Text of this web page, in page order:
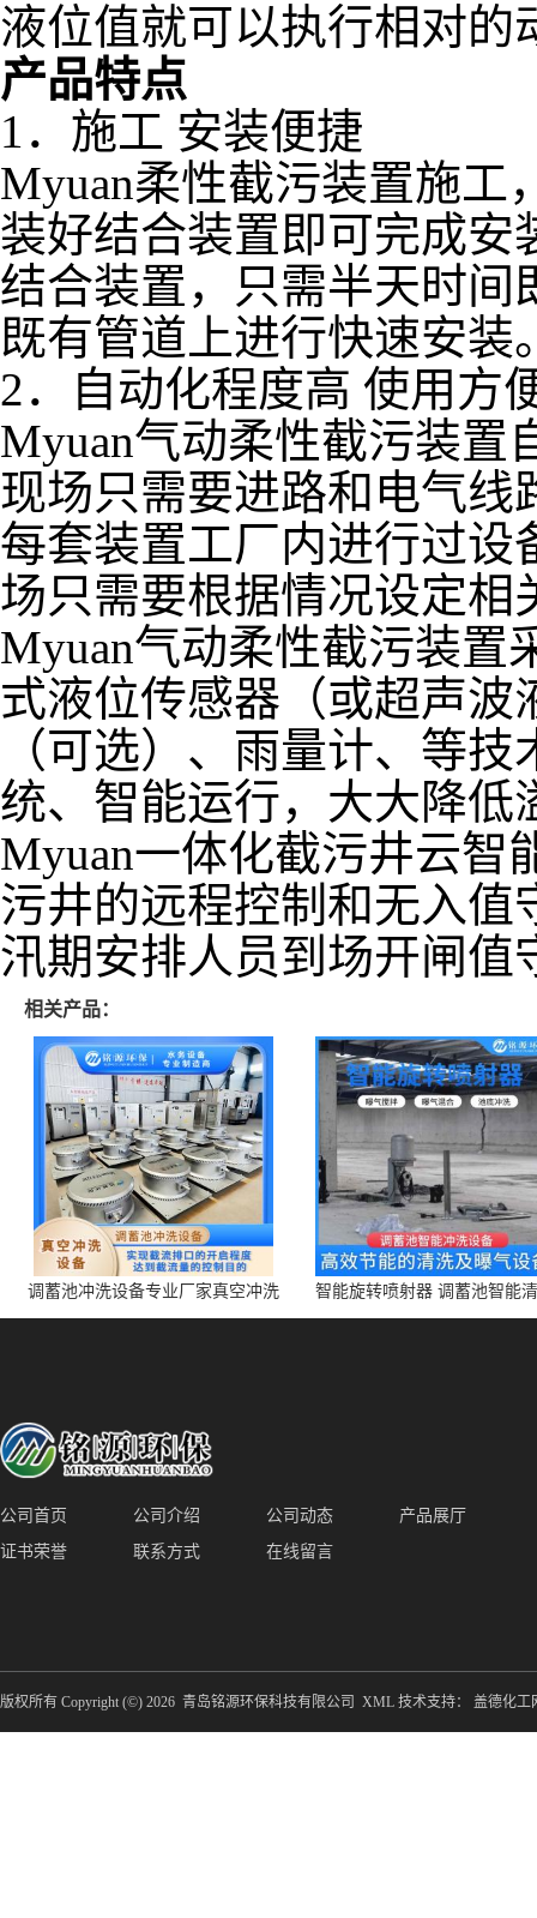
液位值就可以执行相对
产品特点
1．施工 安装便捷
Myuan柔性截污装置施工
装好结合装置即可完成安
结合装置，只需半天时间
既有管道上进行快速安装
2．自动化程度高 使用方
Myuan气动柔性截污装置
现场只需要进路和电气线
每套装置工厂内进行过设
场只需要根据情况设定相
Myuan气动柔性截污装置
式液位传感器（或超声
（可选）、雨量计、等
统、智能运行，大大降低
Myuan一体化截污井云智
污井的远程控制和无入
汛期安排人员到场开闸值
相关产品：
调蓄池冲洗设备专业厂家真空冲洗
装置厂家青岛铭源环保减少堵塞设
智能旋转喷射器 调蓄池智能
点对点面对面旋转清洗
公司首页 公司介绍 公司动态
产品展厅
证书荣誉
联系方式 在线留言
版权所有 Copyright (©) 2026 青岛铭源环保科技有限公司 XML 技术支持： 盖德化工